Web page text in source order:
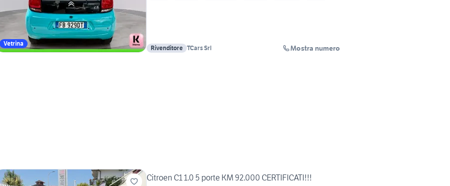
Vetrina
Rivenditore TCars Srl Mostra numero
Citroen C1 1.0 5 porte KM 92.000 CERTIFICATI!!!